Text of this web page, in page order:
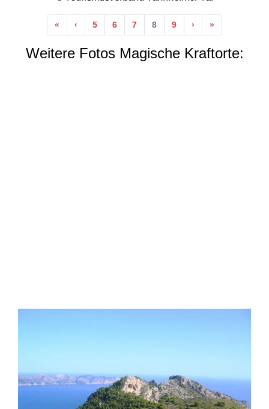
« Anfang
‹ Vorherige
5 6 7 8 9 › Nächste
»
Weitere Fotos Magische Kraftorte: